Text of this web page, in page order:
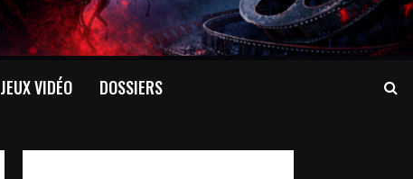
JEUX VIDÉO DOSSIERS